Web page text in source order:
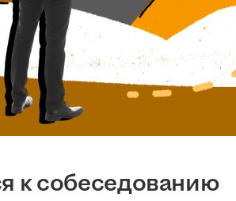
к собеседованию